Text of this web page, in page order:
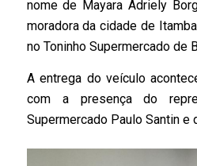
nome de Mayara Adriely
moradora da cidade de
no Toninho Supermercado de
A entrega do veículo
com a presença do
Supermercado Paulo Santin e